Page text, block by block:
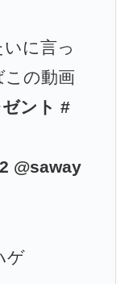
に言っ
この動画
ント #
@saway
ゲ